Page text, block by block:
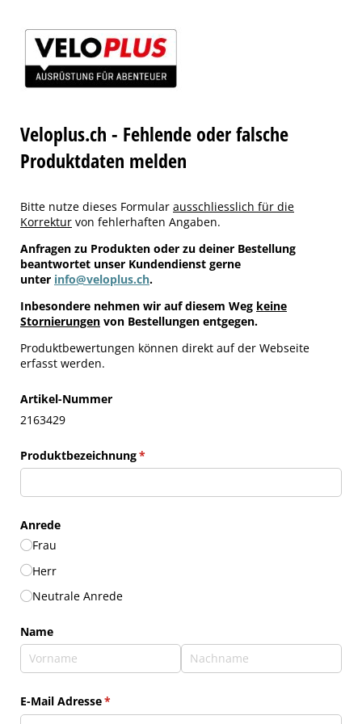
Veloplus.ch - Fehlende oder falsche
Produktdaten melden
Bitte nutze dieses Formular ausschliesslich für die
Korrektur von fehlerhaften Angaben.
Anfragen zu Produkten oder zu deiner Bestellung
beantwortet unser Kundendienst gerne
unter info@veloplus.ch.
Inbesondere nehmen wir auf diesem Weg keine
Stornierungen von Bestellungen entgegen.
Produktbewertungen können direkt auf der Webseite
erfasst werden.
Artikel-Nummer
2163429
Produktbezeichnung*
(erforderlich)
Anrede
Frau
Herr
Neutrale Anrede
Name
E-Mail Adresse*
(erforderlich)